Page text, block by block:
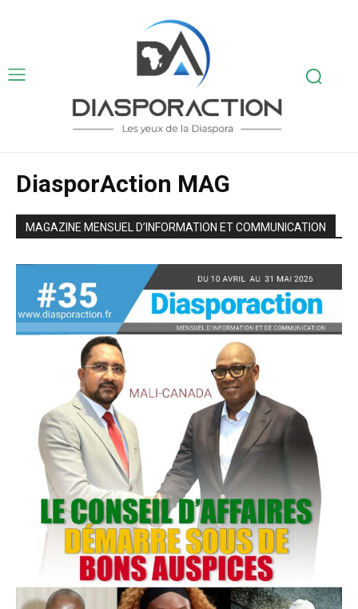
DiasporAction MAG
MAGAZINE MENSUEL D’INFORMATION ET COMMUNICATION